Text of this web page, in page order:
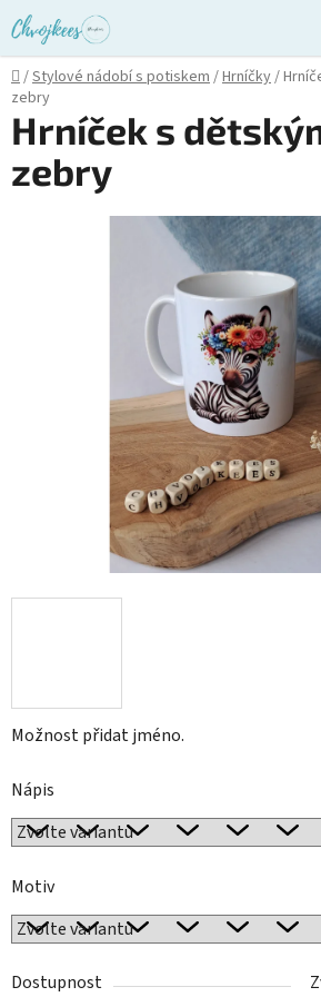
Přejít
na
obsah
Domů
/Stylové nádobí s potiskem/Hrníčky/
zebry
Možnost přidat jméno.
Nápis
Motiv
Dostupnost
Hrníček s
zebry